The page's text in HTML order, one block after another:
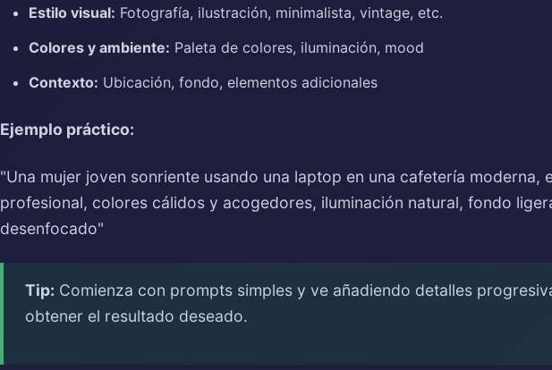
Estilo visual: Fotografía, ilustración, minimalista, vintage, etc.
Colores y ambiente: Paleta de colores, iluminación, mood
Contexto: Ubicación, fondo, elementos adicionales
Ejemplo práctico:
"Una mujer joven sonriente usando una laptop en una cafetería moderna,
profesional, colores cálidos y acogedores, iluminación natural, fondo
desenfocado"
Tip: Comienza con prompts simples y ve añadiendo detalles
obtener el resultado deseado.